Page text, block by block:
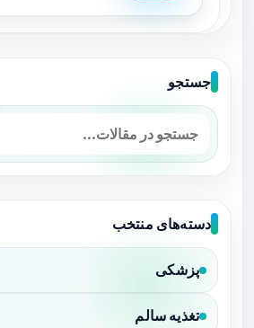
جستجو
دسته‌های منتخب
پزشکی
تغذیه سالم